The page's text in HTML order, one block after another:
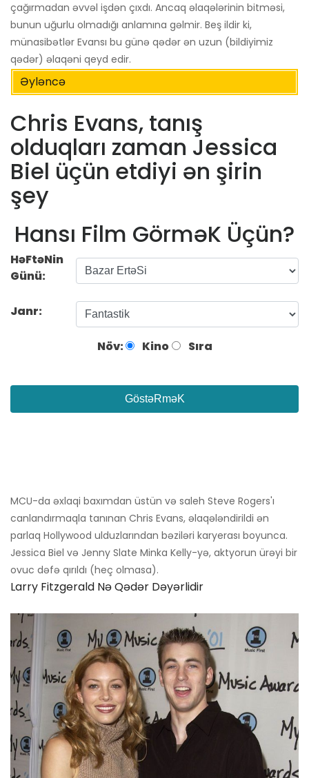
çağırmadan əvvəl işdən çıxdı. Ancaq əlaqələrinin bitməsi,
bunun uğurlu olmadığı anlamına gəlmir. Beş ildir ki,
münasibətlər Evansı bu günə qədər ən uzun (bildiyimiz
qədər) əlaqəni qeyd edir.
Əyləncə
Chris Evans, tanış
olduqları zaman Jessica
Biel üçün etdiyi ən şirin
şey
Hansı Film GörməK Üçün?
HəFtəNin
Günü:
Janr:
Növ: Kino Sıra
GöstəRməK
MCU-da əxlaqi baxımdan üstün və saleh Steve Rogers'ı
canlandırmaqla tanınan Chris Evans, əlaqələndirildi ən
parlaq Hollywood ulduzlarından bəziləri karyerası boyunca.
Jessica Biel və Jenny Slate Minka Kelly-yə, aktyorun ürəyi bir
ovuc dəfə qırıldı (heç olmasa).
Larry Fitzgerald Nə Qədər Dəyərlidir